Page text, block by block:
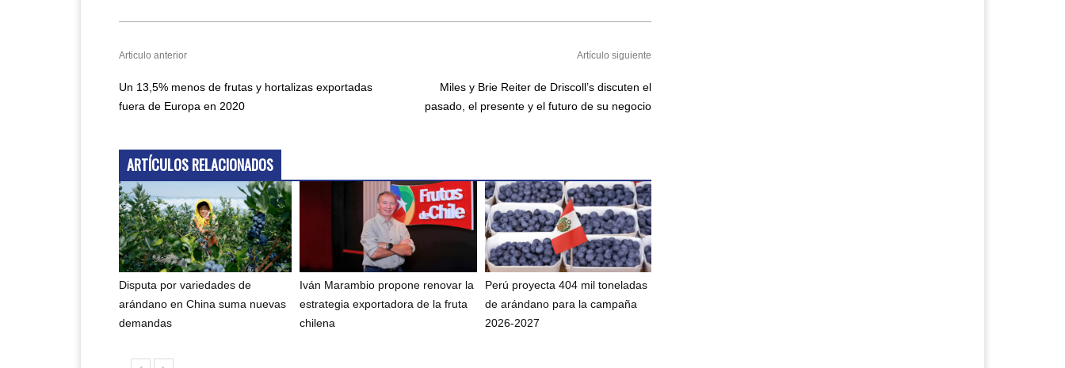
Articulo anterior
Un 13,5% menos de frutas y hortalizas exportadas
fuera de Europa en 2020
Artículo siguiente
Miles y Brie Reiter de Driscoll’s discuten el
pasado, el presente y el futuro de su negocio
ARTÍCULOS RELACIONADOS
Disputa por variedades de
arándano en China suma nuevas
demandas
Iván Marambio propone renovar la
estrategia exportadora de la fruta
chilena
Perú proyecta 404 mil toneladas
de arándano para la campaña
2026-2027